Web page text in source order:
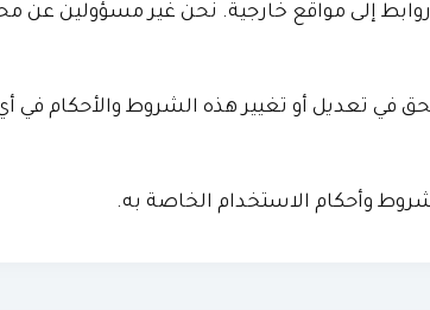
روابط إلى مواقع خارجية. نحن غير مسؤولين
في تعديل أو تغيير هذه الشروط والأحكام
وأحكام الاستخدام الخاصة به.